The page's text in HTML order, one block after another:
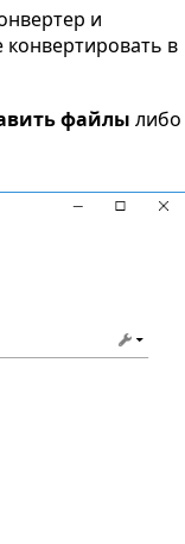
и
в
файлы либо